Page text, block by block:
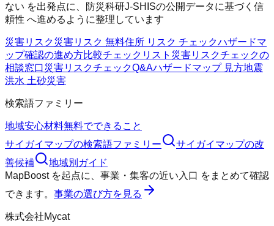
ない を出発点に、防災科研J-SHISの公開データに基づく信
頼性 へ進めるように整理しています
災害リスク災害リスク 無料住所 リスク チェックハザードマ
ップ確認の進め方比較チェックリスト 災害リスクチェックの
相談窓口災害リスクチェックQ&Aハザードマップ 見方地震
洪水 土砂災害
検索語ファミリー
地域安心材料無料でできること
サイガイマップの検索語ファミリー サイガイマップの改
善候補
地域別ガイド
MapBoostを起点に、 事業・集客の近い入口 をまとめて確認
できます。 事業の選び方を見る
株式会社Mycat